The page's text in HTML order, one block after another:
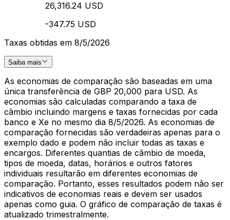
26,316.24 USD
-347.75 USD
Taxas obtidas em 8/5/2026
Saiba mais
As economias de comparação são baseadas em uma
única transferência de GBP 20,000 para USD. As
economias são calculadas comparando a taxa de
câmbio incluindo margens e taxas fornecidas por cada
banco e Xe no mesmo dia 8/5/2026. As economias de
comparação fornecidas são verdadeiras apenas para o
exemplo dado e podem não incluir todas as taxas e
encargos. Diferentes quantias de câmbio de moeda,
tipos de moeda, datas, horários e outros fatores
individuais resultarão em diferentes economias de
comparação. Portanto, esses resultados podem não ser
indicativos de economias reais e devem ser usados
apenas como guia. O gráfico de comparação de taxas é
atualizado trimestralmente.